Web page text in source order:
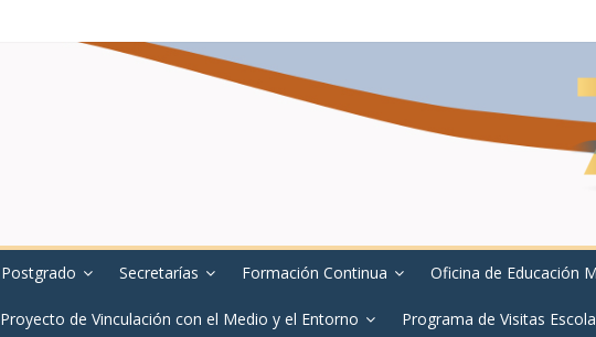
Postgrado Secretarías Formación Continua Oficina de Educación
Proyecto de Vinculación con el Medio y el Entorno Programa de Visitas